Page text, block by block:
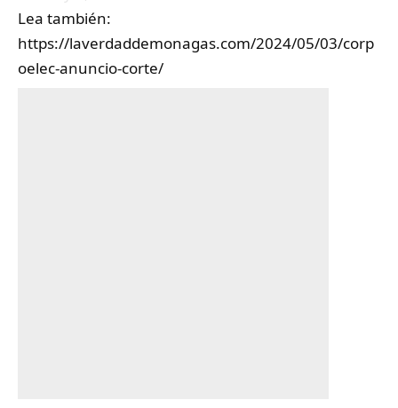
Lea también:
https://laverdaddemonagas.com/2024/05/03/corp
oelec-anuncio-corte/